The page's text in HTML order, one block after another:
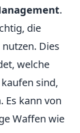
.
die
Dies
welche
sind,
Es kann von
Waffen wie